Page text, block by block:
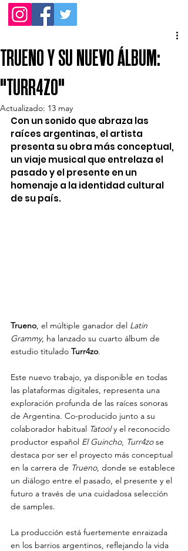
TRUENO Y SU NUEVO ÁLBUM:
"TURR4ZO"
Actualizado: 13 may
Con un sonido que abraza las
raíces argentinas, el artista
presenta su obra más conceptual,
un viaje musical que entrelaza el
pasado y el presente en un
homenaje a la identidad cultural
de su país.
Trueno, el múltiple ganador del Latin
Grammy, ha lanzado su cuarto álbum de
estudio titulado Turr4zo.
Este nuevo trabajo, ya disponible en todas
las plataformas digitales, representa una
exploración profunda de las raíces sonoras
de Argentina. Co-producido junto a su
colaborador habitual Tatool y el reconocido
productor español El Guincho, Turr4zo se
destaca por ser el proyecto más conceptual
en la carrera de Trueno, donde se establece
un diálogo entre el pasado, el presente y el
futuro a través de una cuidadosa selección
de samples.
La producción está fuertemente enraizada
en los barrios argentinos, reflejando la vida